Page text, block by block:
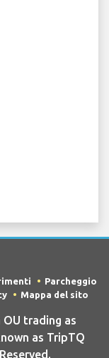
Parcheggio
Mappa del sito
OU trading as
as TripTQ